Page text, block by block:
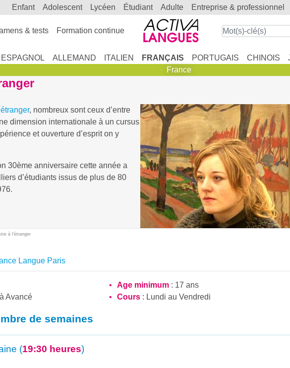
enfant adolescent lycéen étudiant adulte entreprise & professionnel
& tests Formation continue
ESPAGNOL ALLEMAND ITALIEN FRANÇAIS PORTUGAIS CHINOIS
France
, nombreux sont ceux d’entre
dimension internationale à un cursus
et ouverture d’esprit on y
30ème anniversaire cette année a
d’étudiants issus de plus de 80
à l’étranger
Langue Paris
à Avancé
Age minimum : 17 ans
Cours : Lundi au Vendredi
de semaines
(19:30 heures)